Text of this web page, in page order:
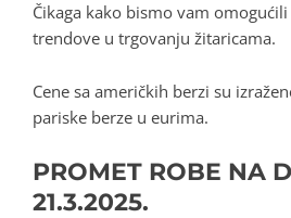
Čikaga kako bismo vam
trendove u trgovanju žitaricama.
Cene sa američkih berzi su
pariske berze u eurima.
PROMET ROBE NA
21.3.2025.